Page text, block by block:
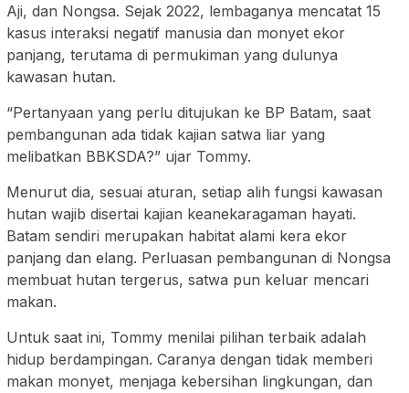
Aji, dan Nongsa. Sejak 2022, lembaganya mencatat 15
kasus interaksi negatif manusia dan monyet ekor
panjang, terutama di permukiman yang dulunya
kawasan hutan.
“Pertanyaan yang perlu ditujukan ke BP Batam, saat
pembangunan ada tidak kajian satwa liar yang
melibatkan BBKSDA?” ujar Tommy.
Menurut dia, sesuai aturan, setiap alih fungsi kawasan
hutan wajib disertai kajian keanekaragaman hayati.
Batam sendiri merupakan habitat alami kera ekor
panjang dan elang. Perluasan pembangunan di Nongsa
membuat hutan tergerus, satwa pun keluar mencari
makan.
Untuk saat ini, Tommy menilai pilihan terbaik adalah
hidup berdampingan. Caranya dengan tidak memberi
makan monyet, menjaga kebersihan lingkungan, dan